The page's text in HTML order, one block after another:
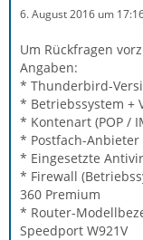
6. August 2016 um
Um Rückfragen
Angaben:
* Thunderbird-
* Betriebssystem +
* Kontenart (POP /
* Postfach-Anbieter
* Eingesetzte
* Firewall
360 Premium
* Router-
Speedport W921V